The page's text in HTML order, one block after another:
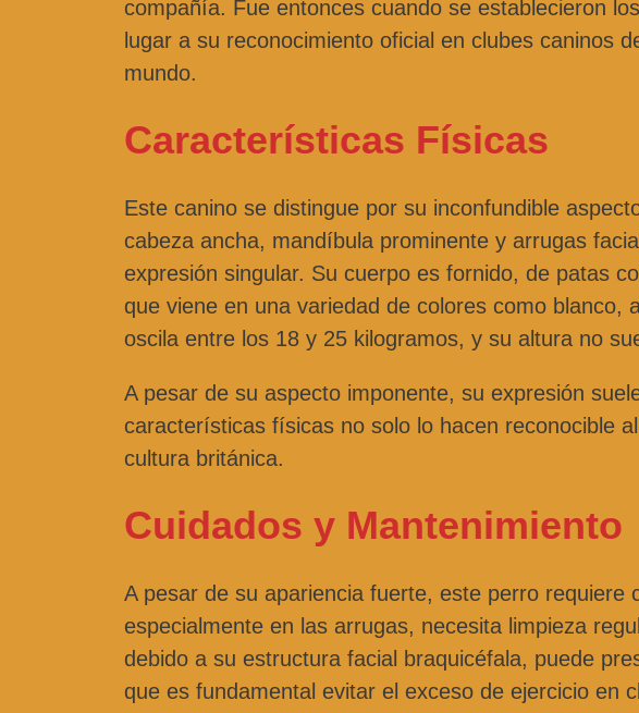
compañía. Fue entonces cuando se establecieron
lugar a su reconocimiento oficial en clubes caninos
mundo.
Características Físicas
Este canino se distingue por su inconfundible
cabeza ancha, mandíbula prominente y arrugas
expresión singular. Su cuerpo es fornido, de patas
que viene en una variedad de colores como blanco,
oscila entre los 18 y 25 kilogramos, y su altura no
A pesar de su aspecto imponente, su expresión
características físicas no solo lo hacen reconocible
cultura británica.
Cuidados y Mantenimiento
A pesar de su apariencia fuerte, este perro requiere
especialmente en las arrugas, necesita limpieza
debido a su estructura facial braquicéfala, puede
que es fundamental evitar el exceso de ejercicio en